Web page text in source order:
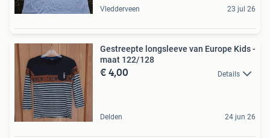
Vledderveen 23 jul 26
Gestreepte longsleeve van Europe Kids -
maat 122/128
€ 4,00 Details
Delden 24 jun 26